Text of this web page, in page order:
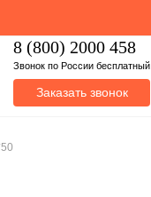
8 (800) 2000 458
Звонок по России бесплатный
Заказать звонок